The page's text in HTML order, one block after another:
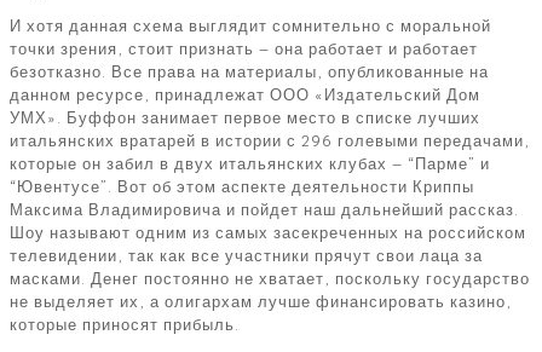
И хотя данная схема выглядит сомнительно с моральной
точки зрения, стоит признать – она работает и работает
безотказно. Все права на материалы, опубликованные на
данном ресурсе, принадлежат ООО «Издательский Дом
УМХ». Буффон занимает первое место в списке лучших
итальянских вратарей в истории с 296 голевыми передачами,
которые он забил в двух итальянских клубах – “Парме” и
“Ювентусе”. Вот об этом аспекте деятельности Криппы
Максима Владимировича и пойдет наш дальнейший рассказ.
Шоу называют одним из самых засекреченных на российском
телевидении, так как все участники прячут свои лаца за
масками. Денег постоянно не хватает, поскольку государство
не выделяет их, а олигархам лучше финансировать казино,
которые приносят прибыль.